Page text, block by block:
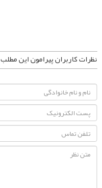
نظرات کاربران پیرامون این مطلب